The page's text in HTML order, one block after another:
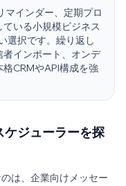
インダー、定期プロ
いる小規模ビジネス
選択です。繰り返し
インポート、オンデ
CRMやAPI構成を強
ジューラーを探
は、企業向けメッセー